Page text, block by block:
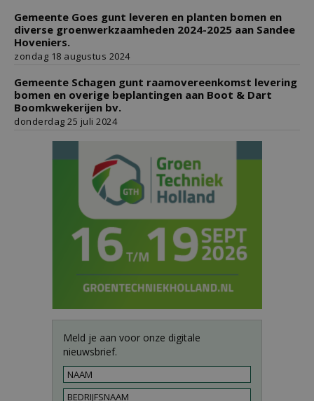
Gemeente Goes gunt leveren en planten bomen en
diverse groenwerkzaamheden 2024-2025 aan Sandee
Hoveniers.
zondag 18 augustus 2024
Gemeente Schagen gunt raamovereenkomst levering
bomen en overige beplantingen aan Boot & Dart
Boomkwekerijen bv.
donderdag 25 juli 2024
Meld je aan voor onze digitale
nieuwsbrief.